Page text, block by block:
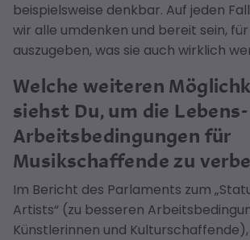
beispielsweise denkbar. Auf jeden
wir alle umdenken und bereit sein,
auszugeben, was sie auch wirklich
Welche weiteren
siehst Du, um die
Arbeitsbedingungen für
Musikschaffende zu
Im Bericht des Parlaments zum
Artists“ (zu besseren
Künstlerinnen und